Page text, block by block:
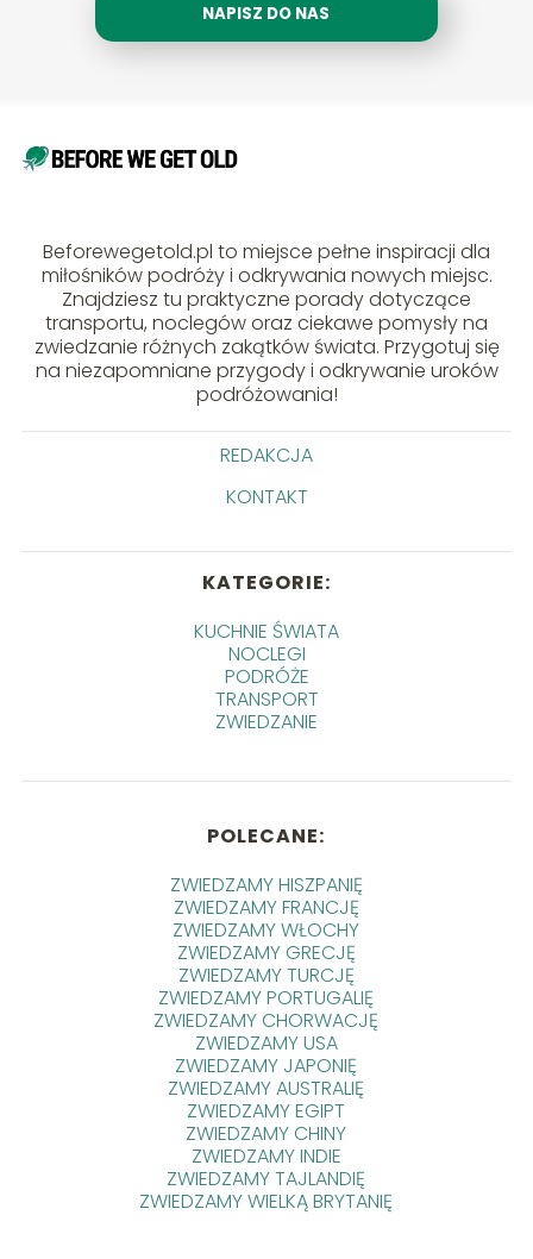
NAPISZ DO NAS
Beforewegetold.pl to miejsce pełne inspiracji dla
miłośników podróży i odkrywania nowych miejsc.
Znajdziesz tu praktyczne porady dotyczące
transportu, noclegów oraz ciekawe pomysły na
zwiedzanie różnych zakątków świata. Przygotuj się
na niezapomniane przygody i odkrywanie uroków
podróżowania!
REDAKCJA
KONTAKT
KATEGORIE:
KUCHNIE ŚWIATA
NOCLEGI
PODRÓŻE
TRANSPORT
ZWIEDZANIE
POLECANE:
ZWIEDZAMY HISZPANIĘ
ZWIEDZAMY FRANCJĘ
ZWIEDZAMY WŁOCHY
ZWIEDZAMY GRECJĘ
ZWIEDZAMY TURCJĘ
ZWIEDZAMY PORTUGALIĘ
ZWIEDZAMY CHORWACJĘ
ZWIEDZAMY USA
ZWIEDZAMY JAPONIĘ
ZWIEDZAMY AUSTRALIĘ
ZWIEDZAMY EGIPT
ZWIEDZAMY CHINY
ZWIEDZAMY INDIE
ZWIEDZAMY TAJLANDIĘ
ZWIEDZAMY WIELKĄ BRYTANIĘ